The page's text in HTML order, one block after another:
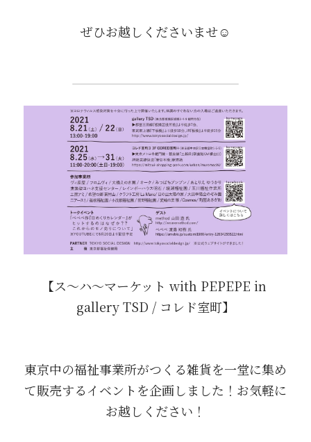
ぜひお越しくださいませ☺️
【ス～ハ～マーケット with PEPEPE in
gallery TSD / コレド室町】
東京中の福祉事業所がつくる雑貨を一堂に集め
て販売するイベントを企画しました！お気軽に
お越しください！